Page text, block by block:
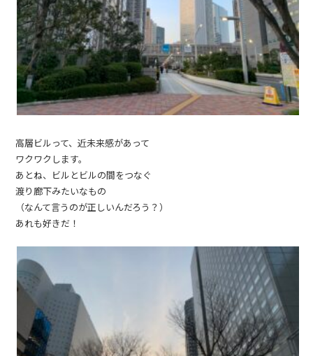
高層ビルって、近未来感があって
ワクワクします。
あとね、ビルとビルの間をつなぐ
渡り廊下みたいなもの
（なんて言うのが正しいんだろう？）
あれも好きだ！